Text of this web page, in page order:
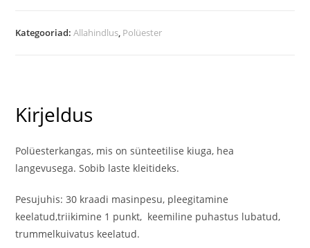
Kategooriad:Allahindlus Polüester
Kirjeldus
Polüesterkangas, mis on sünteetilise kiuga, hea
langevusega. Sobib laste kleitideks.
Pesujuhis: 30 kraadi masinpesu, pleegitamine
keelatud,triikimine 1 punkt, keemiline puhastus lubatud,
trummelkuivatus keelatud.